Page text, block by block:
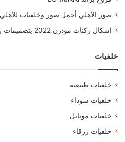
صور الأهلي أجمل صور وخلفيات للأهلي
اشكال ركنات مودرن 2022 بتصميمات رائعة
خلفيات
خلفيات طبيعية
خلفيات سوداء
خلفيات موبايل
خلفيات زرقاء